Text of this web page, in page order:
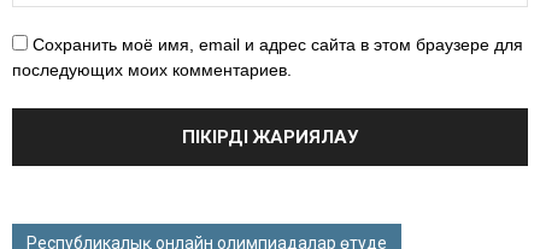
Сохранить моё имя, email и адрес сайта в этом браузере для
последующих моих комментариев.
Республикалық онлайн олимпиадалар өтуде